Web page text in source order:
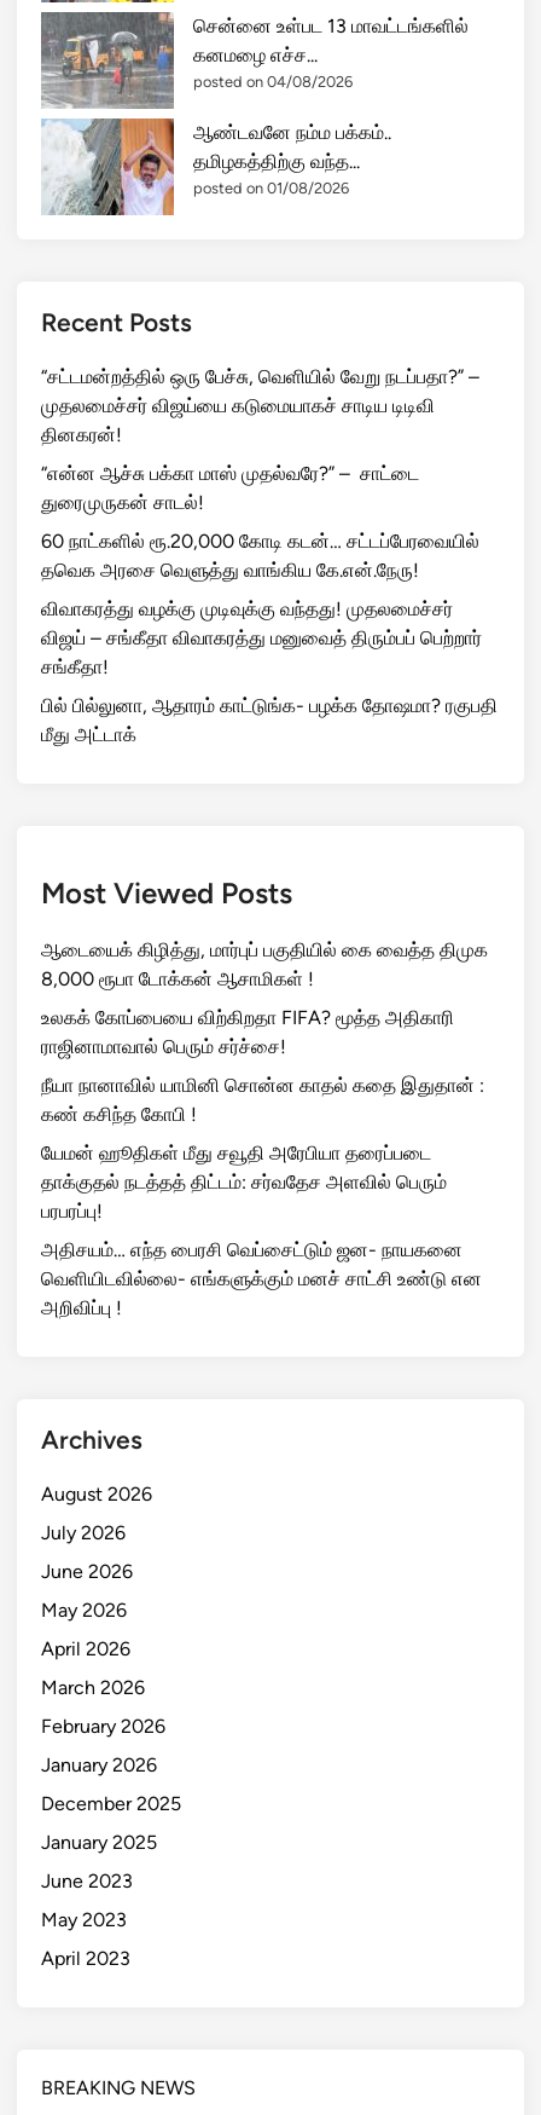
சென்னை உள்பட 13 மாவட்டங்களில்
கனமழை எச்ச...
posted on 04/08/2026
ஆண்டவனே நம்ம பக்கம்..
தமிழகத்திற்கு வந்த...
posted on 01/08/2026
Recent Posts
“சட்டமன்றத்தில் ஒரு பேச்சு, வெளியில் வேறு நடப்பதா?” –
முதலமைச்சர் விஜய்யை கடுமையாகச் சாடிய டிடிவி
தினகரன்!
“என்ன ஆச்சு பக்கா மாஸ் முதல்வரே?” – சாட்டை
துரைமுருகன் சாடல்!
60 நாட்களில் ரூ.20,000 கோடி கடன்… சட்டப்பேரவையில்
தவெக அரசை வெளுத்து வாங்கிய கே.என்.நேரு!
விவாகரத்து வழக்கு முடிவுக்கு வந்தது! முதலமைச்சர்
விஜய் – சங்கீதா விவாகரத்து மனுவைத் திரும்பப் பெற்றார்
சங்கீதா!
பில் பில்லுனா, ஆதாரம் காட்டுங்க- பழக்க தோஷமா? ரகுபதி
மீது அட்டாக்
Most Viewed Posts
ஆடையைக் கிழித்து, மார்புப் பகுதியில் கை வைத்த திமுக
8,000 ரூபா டோக்கன் ஆசாமிகள் !
உலகக் கோப்பையை விற்கிறதா FIFA? மூத்த அதிகாரி
ராஜினாமாவால் பெரும் சர்ச்சை!
நீயா நானாவில் யாமினி சொன்ன காதல் கதை இதுதான் :
கண் கசிந்த கோபி !
யேமன் ஹூதிகள் மீது சவூதி அரேபியா தரைப்படை
தாக்குதல் நடத்தத் திட்டம்: சர்வதேச அளவில் பெரும்
பரபரப்பு!
அதிசயம்… எந்த பைரசி வெப்சைட்டும் ஜன- நாயகனை
வெளியிடவில்லை- எங்களுக்கும் மனச் சாட்சி உண்டு என
அறிவிப்பு !
Archives
August 2026
July 2026
June 2026
May 2026
April 2026
March 2026
February 2026
January 2026
December 2025
January 2025
June 2023
May 2023
April 2023
BREAKING NEWS